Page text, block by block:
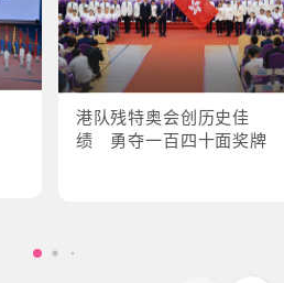
港队残特奥会创历史佳
绩 勇夺一百四十面奖牌